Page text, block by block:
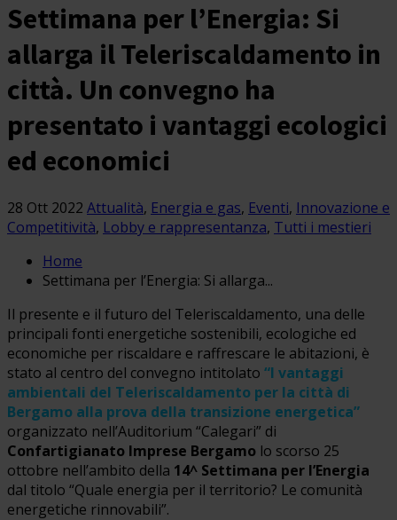
Settimana per l’Energia: Si
allarga il Teleriscaldamento in
città. Un convegno ha
presentato i vantaggi ecologici
ed economici
28 Ott 2022 Attualità, Energia e gas, Eventi, Innovazione e
Competitività, Lobby e rappresentanza, Tutti i mestieri
Home
Settimana per l’Energia: Si allarga...
Il presente e il futuro del Teleriscaldamento, una delle
principali fonti energetiche sostenibili, ecologiche ed
economiche per riscaldare e raffrescare le abitazioni, è
stato al centro del convegno intitolato “I vantaggi
ambientali del Teleriscaldamento per la città di
Bergamo alla prova della transizione energetica”
organizzato nell’Auditorium “Calegari” di
Confartigianato Imprese Bergamo lo scorso 25
ottobre nell’ambito della 14^ Settimana per l’Energia
dal titolo “Quale energia per il territorio? Le comunità
energetiche rinnovabili”.